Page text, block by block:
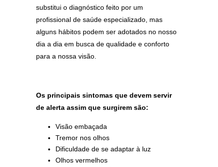
substitui o diagnóstico feito por um
profissional de saúde especializado, mas
alguns hábitos podem ser adotados no nosso
dia a dia em busca de qualidade e conforto
para a nossa visão.
Os principais sintomas que devem servir
de alerta assim que surgirem são:
Visão embaçada
Tremor nos olhos
Dificuldade de se adaptar à luz
Olhos vermelhos